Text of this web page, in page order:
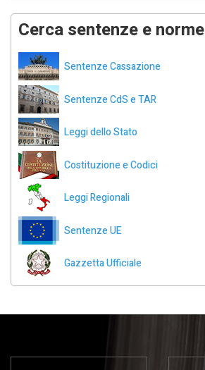
Cerca sentenze e norme
Sentenze Cassazione
Sentenze CdS e TAR
Leggi dello Stato
Costituzione e Codici
Leggi Regionali
Sentenze UE
Gazzetta Ufficiale